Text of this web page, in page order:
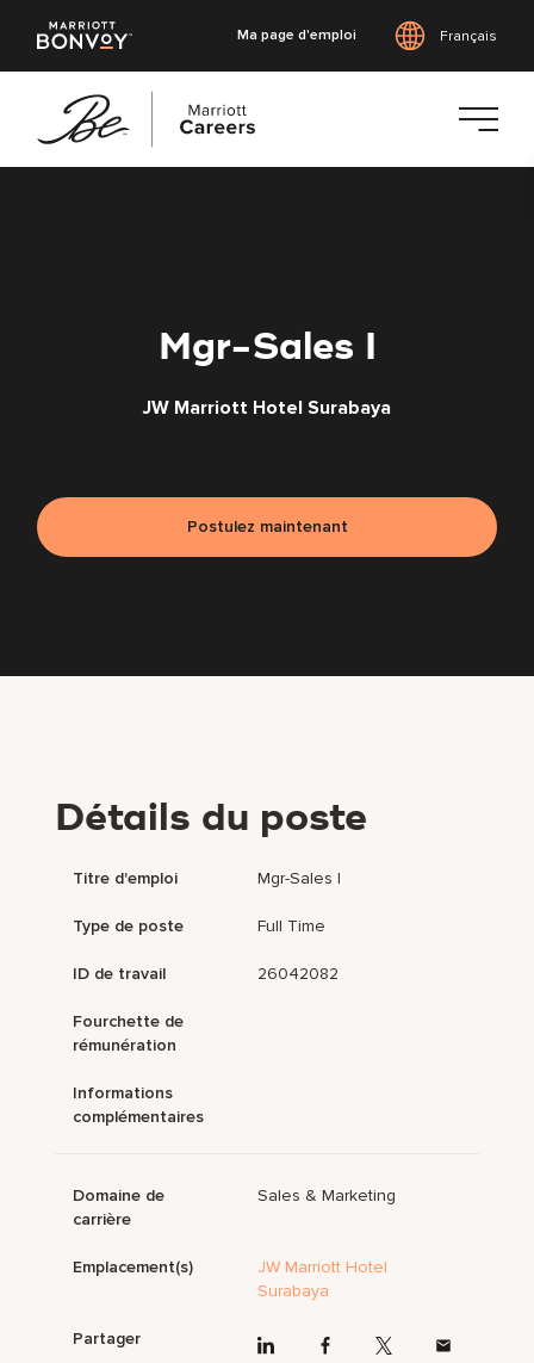
Ma page d'emploi Français
Mgr-Sales I
JW Marriott Hotel Surabaya
Postulez maintenant
Détails du poste
Titre d'emploi Mgr-Sales I
Type de poste Full Time
ID de travail 26042082
Fourchette de
rémunération
Informations
complémentaires
Domaine de
carrière
Sales & Marketing
Emplacement(s)
JW Marriott Hotel
Surabaya
Partager